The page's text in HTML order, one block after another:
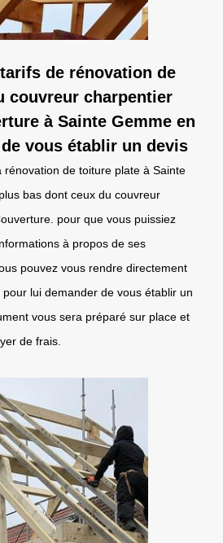
de rénovation de
couvreur charpentier
à Sainte Gemme en
de vous établir un devis
rénovation de toiture plate à Sainte
bas dont ceux du couvreur
pour que vous puissiez
à propos de ses
pouvez vous rendre directement
lui demander de vous établir un
vous sera préparé sur place et
de frais.